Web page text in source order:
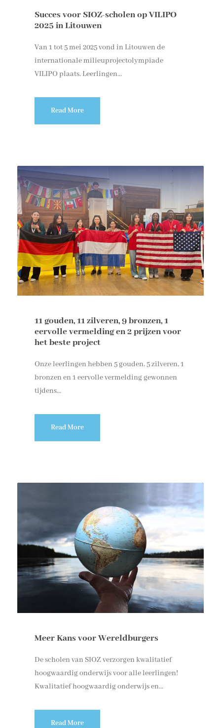
Succes voor SIOZ-scholen op VILIPO
2025 in Litouwen
Van 1 tot 5 mei 2025 vond in Litouwen de
internationale milieuprojectolympiade
VILIPO plaats. Leerlingen...
Read More
11 gouden, 11 zilveren, 9 bronzen, 1
eervolle vermelding en 2 prijzen voor
het beste project
Onze leerlingen hebben 5 gouden, 5 zilveren, 1
bronzen en 1 eervolle vermelding gewonnen
tijdens...
Read More
Meer Kans voor Wereldburgers
De scholen van SIOZ verzorgen kwalitatief
hoogwaardig onderwijs voor alle leerlingen!
Kwalitatief hoogwaardig onderwijs en...
Read More